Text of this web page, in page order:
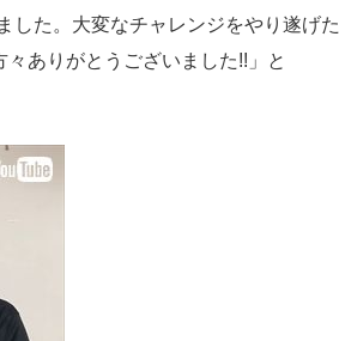
した。大変なチャレンジをやり遂げた
ありがとうございました!!」と